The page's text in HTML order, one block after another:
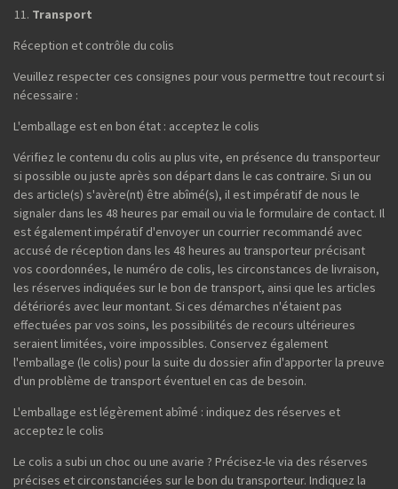
Transport
Réception et contrôle du colis
Veuillez respecter ces consignes pour vous permettre tout recourt si
nécessaire :
L'emballage est en bon état : acceptez le colis
Vérifiez le contenu du colis au plus vite, en présence du transporteur
si possible ou juste après son départ dans le cas contraire. Si un ou
des article(s) s'avère(nt) être abîmé(s), il est impératif de nous le
signaler dans les 48 heures par email ou via le formulaire de contact. Il
est également impératif d'envoyer un courrier recommandé avec
accusé de réception dans les 48 heures au transporteur précisant
vos coordonnées, le numéro de colis, les circonstances de livraison,
les réserves indiquées sur le bon de transport, ainsi que les articles
détériorés avec leur montant. Si ces démarches n'étaient pas
effectuées par vos soins, les possibilités de recours ultérieures
seraient limitées, voire impossibles. Conservez également
l'emballage (le colis) pour la suite du dossier afin d'apporter la preuve
d'un problème de transport éventuel en cas de besoin.
L'emballage est légèrement abîmé : indiquez des réserves et
acceptez le colis
Le colis a subi un choc ou une avarie ? Précisez-le via des réserves
précises et circonstanciées sur le bon du transporteur. Indiquez la